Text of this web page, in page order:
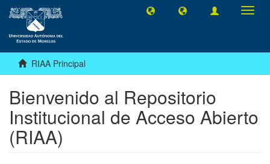
RIAA Principal
Bienvenido al Repositorio
Institucional de Acceso Abierto
(RIAA)